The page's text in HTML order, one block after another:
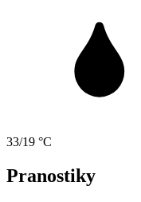
33/19 °C
Pranostiky